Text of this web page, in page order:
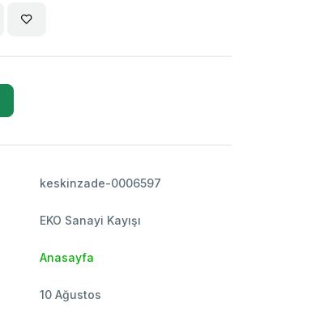
keskinzade-0006597
EKO Sanayi Kayışı
Anasayfa
10 Ağustos